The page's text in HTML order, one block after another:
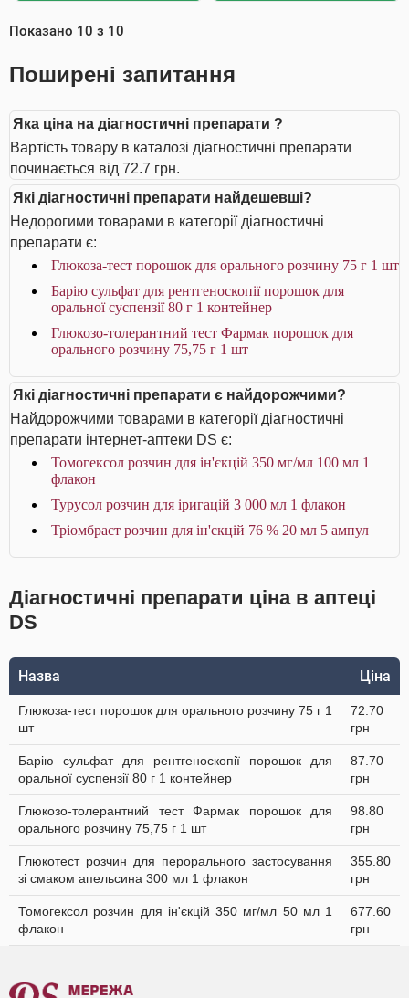
Показано 10 з 10
Поширені запитання
Яка ціна на діагностичні препарати ?
Вартість товару в каталозі діагностичні препарати
починається від 72.7 грн.
Які діагностичні препарати найдешевші?
Недорогими товарами в категорії діагностичні
препарати є:
Глюкоза-тест порошок для орального розчину 75 г 1 шт
Барію сульфат для рентгеноскопії порошок для
оральної суспензії 80 г 1 контейнер
Глюкозо-толерантний тест Фармак порошок для
орального розчину 75,75 г 1 шт
Які діагностичні препарати є найдорожчими?
Найдорожчими товарами в категорії діагностичні
препарати інтернет-аптеки DS є:
Томогексол розчин для ін'єкцій 350 мг/мл 100 мл 1
флакон
Турусол розчин для іригацій 3 000 мл 1 флакон
Тріомбраст розчин для ін'єкцій 76 % 20 мл 5 ампул
Діагностичні препарати ціна в аптеці
DS
Назва Ціна
Глюкоза-тест порошок для орального розчину 75 г 1
шт
72.70
грн
Барію сульфат для рентгеноскопії порошок для
оральної суспензії 80 г 1 контейнер
87.70
грн
Глюкозо-толерантний тест Фармак порошок для
орального розчину 75,75 г 1 шт
98.80
грн
Глюкотест розчин для перорального застосування
зі смаком апельсина 300 мл 1 флакон
355.80
грн
Томогексол розчин для ін'єкцій 350 мг/мл 50 мл 1
флакон
677.60
грн